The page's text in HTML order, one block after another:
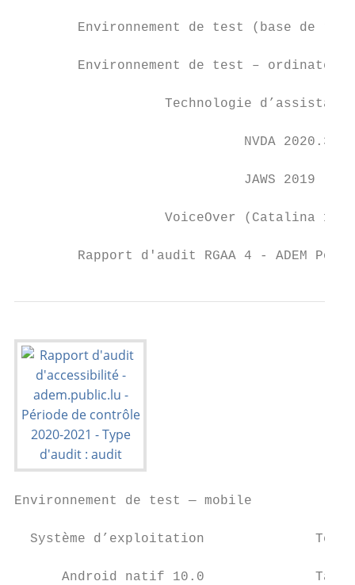
Environnement de test (base de
        Environnement de test – ordinateur
Technologie
NVDA 2020.3
JAWS 2019
VoiceOver (Catalina
Rapport d'audit RGAA 4 - ADEM
Environnement de test — mobile
Système d’exploitation
Android natif 10.0